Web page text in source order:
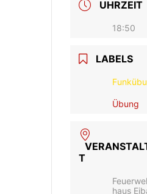
UHRZEIT
18:50
LABELS
Übung
T
haus